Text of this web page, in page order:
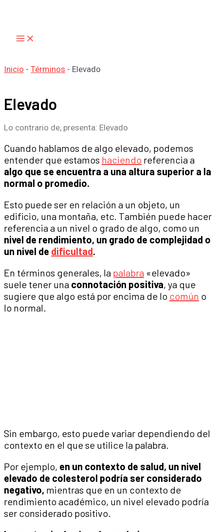
Inicio - Términos - Elevado
Elevado
Lo contrario de, presenta: Elevado
Cuando hablamos de algo elevado, podemos
entender que estamos haciendo referencia a
algo que se encuentra a una altura superior a la
normal o promedio.
Esto puede ser en relación a un objeto, un
edificio, una montaña, etc. También puede hacer
referencia a un nivel o grado de algo, como un
nivel de rendimiento, un grado de complejidad o
un nivel de dificultad.
En términos generales, la palabra «elevado»
suele tener una connotación positiva, ya que
sugiere que algo está por encima de lo común o
lo normal.
Sin embargo, esto puede variar dependiendo del
contexto en el que se utilice la palabra.
Por ejemplo, en un contexto de salud, un nivel
elevado de colesterol podría ser considerado
negativo, mientras que en un contexto de
rendimiento académico, un nivel elevado podría
ser considerado positivo.